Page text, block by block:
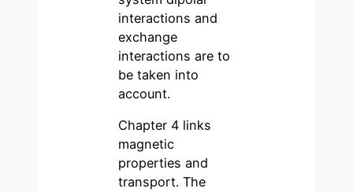
interactions and
exchange
interactions are to
be taken into
account.
Chapter 4 links
magnetic
properties and
transport. The